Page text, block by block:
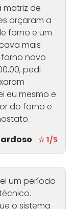
matriz de
orçaram a
forno e um
mais
novo
pedi
eu mesmo e
do forno e
☆ 1/5
um período
o sistema